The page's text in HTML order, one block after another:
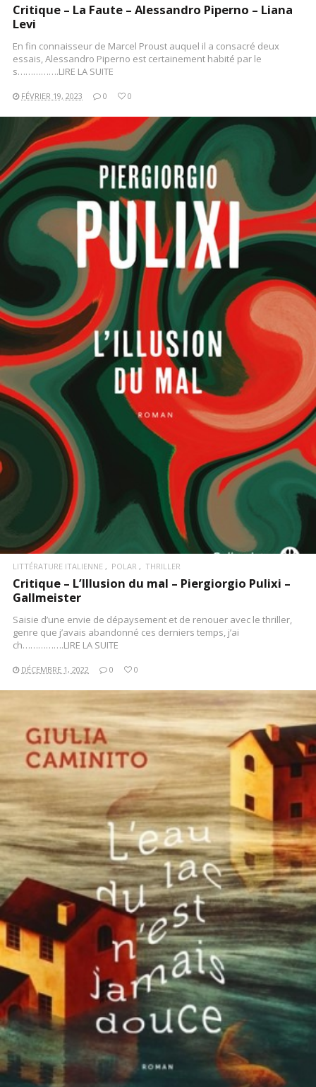
Critique – La Faute – Alessandro Piperno – Liana
Levi
En fin connaisseur de Marcel Proust auquel il a consacré deux
essais, Alessandro Piperno est certainement habité par le
s…………….LIRE LA SUITE
FÉVRIER 19, 2023 0 0
LIRE LA SUITE
LITTÉRATURE ITALIENNE POLAR THRILLER
Critique – L’Illusion du mal – Piergiorgio Pulixi –
Gallmeister
Saisie d’une envie de dépaysement et de renouer avec le thriller,
genre que j’avais abandonné ces derniers temps, j’ai
ch…………….LIRE LA SUITE
DÉCEMBRE 1, 2022 0 0
LIRE LA SUITE